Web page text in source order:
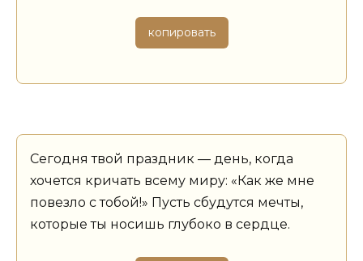
копировать
Сегодня твой праздник — день, когда
хочется кричать всему миру: «Как же мне
повезло с тобой!» Пусть сбудутся мечты,
которые ты носишь глубоко в сердце.